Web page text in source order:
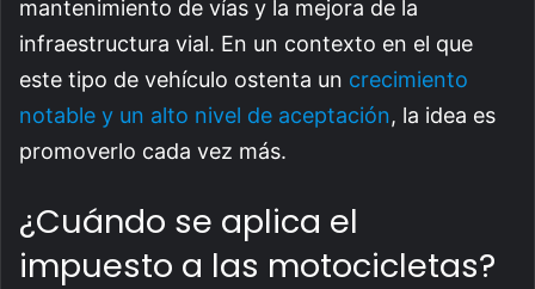
mantenimiento de vías y la mejora de la
infraestructura vial. En un contexto en el que
este tipo de vehículo ostenta un crecimiento
notable y un alto nivel de aceptación, la idea es
promoverlo cada vez más.
¿Cuándo se aplica el
impuesto a las motocicletas?